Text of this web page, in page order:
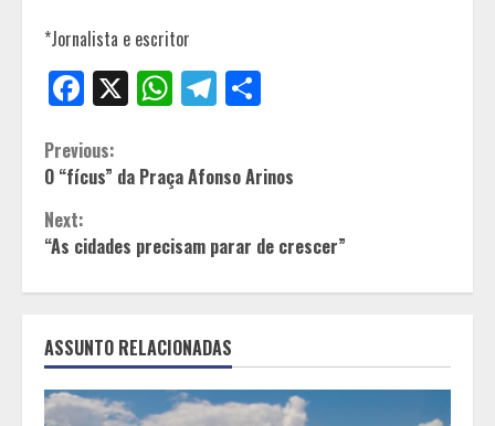
*Jornalista e escritor
Facebook
X WhatsApp
Telegram
Continue
Reading
Previous:
O “fícus” da Praça Afonso Arinos
Next:
“As cidades precisam parar de crescer”
ASSUNTO RELACIONADAS